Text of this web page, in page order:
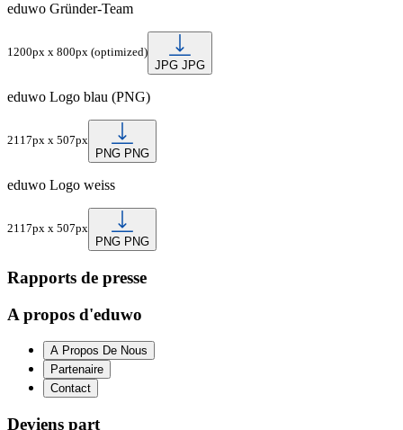
eduwo Gründer-Team
1200px x 800px (optimized)
JPG JPG
eduwo Logo blau (PNG)
2117px x 507px
PNG PNG
eduwo Logo weiss
2117px x 507px
PNG PNG
Rapports de presse
A propos d'eduwo
A Propos De Nous
Partenaire
Contact
Deviens part